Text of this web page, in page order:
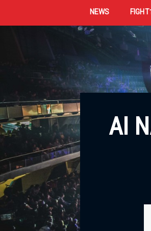
NEWS
AI